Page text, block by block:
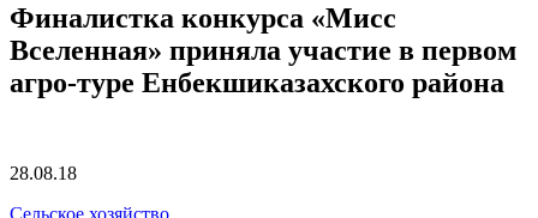
Финалистка конкурса «Мисс
Вселенная» приняла участие в первом
агро-туре Енбекшиказахского района
28.08.18